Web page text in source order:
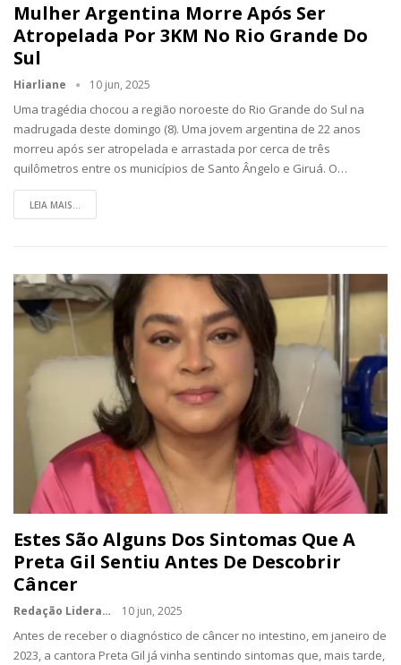
Mulher Argentina Morre Após Ser
Atropelada Por 3KM No Rio Grande Do
Sul
Hiarliane 10 jun, 2025
Uma tragédia chocou a região noroeste do Rio Grande do Sul na
madrugada deste domingo (8). Uma jovem argentina de 22 anos
morreu após ser atropelada e arrastada por cerca de três
quilômetros entre os municípios de Santo Ângelo e Giruá. O…
LEIA MAIS...
Estes São Alguns Dos Sintomas Que A
Preta Gil Sentiu Antes De Descobrir
Câncer
Redação Lidera 10 jun, 2025
Antes de receber o diagnóstico de câncer no intestino, em janeiro de
2023, a cantora Preta Gil já vinha sentindo sintomas que, mais tarde,